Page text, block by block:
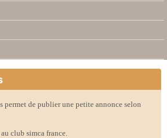
permet de publier une petite annonce selon
club simca france.